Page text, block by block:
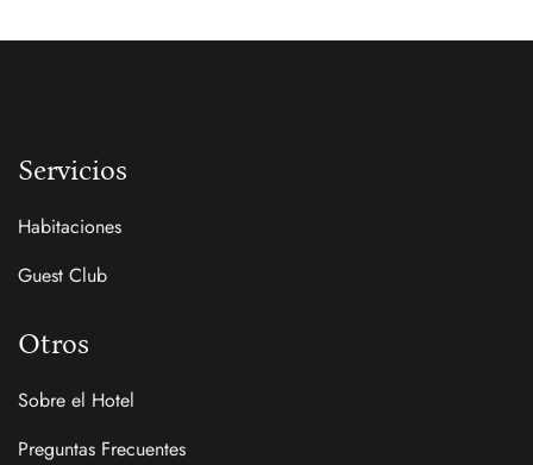
Servicios
Habitaciones
Guest Club
Otros
Sobre el Hotel
Preguntas Frecuentes